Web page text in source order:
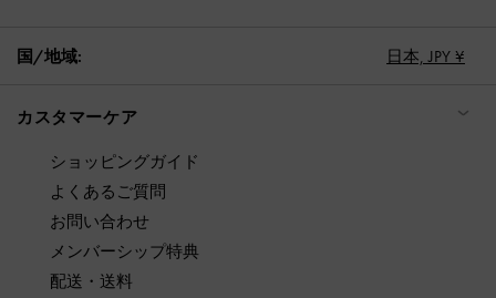
国/地域: 日本, JPY ¥
カスタマーケア
ショッピングガイド
よくあるご質問
お問い合わせ
メンバーシップ特典
配送・送料